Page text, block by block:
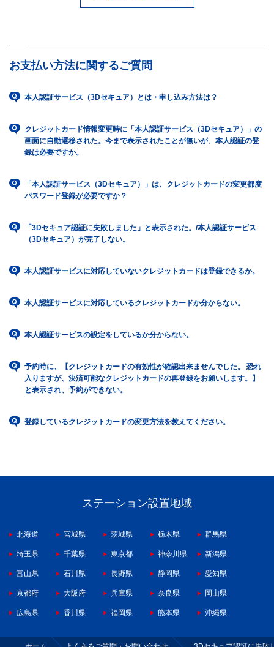
お支払い方法に関するご質問
本人認証サービス（3Dセキュア）とは・申し込み方法は？
クレジットカード情報変更時に「本人認証サービス（3Dセキュア）」の
画面に自動遷移された。今まで表示されたことが無いが、本人認証の登
録は必要ですか。
「本人認証サービス（3Dセキュア）」は、クレジットカードの変更都度
パスワード登録が必要ですか？
「3Dセキュア認証に失敗しました」と表示された。/本人認証サービス
（3Dセキュア）が完了しない。
本人認証サービスに対応していないクレジットカードは登録できるか。
本人認証サービスに対応しているクレジットカードか分からない。
本人認証サービスの設定をしているか分からない。
予約時に、【クレジットカードの有効性が確認出来ませんでした。 恐れ
入りますが、決済可能なクレジットカードの再登録をお願いします。】
と表示され、予約ができない。
登録しているクレジットカードの変更方法を教えてください。
ステーション設置地域
北海道 宮城県 茨城県 栃木県 群馬県
埼玉県 千葉県 東京都 神奈川県 新潟県
富山県 石川県 長野県 静岡県 愛知県
京都府 大阪府 兵庫県 奈良県 岡山県
広島県 香川県 福岡県 熊本県 沖縄県